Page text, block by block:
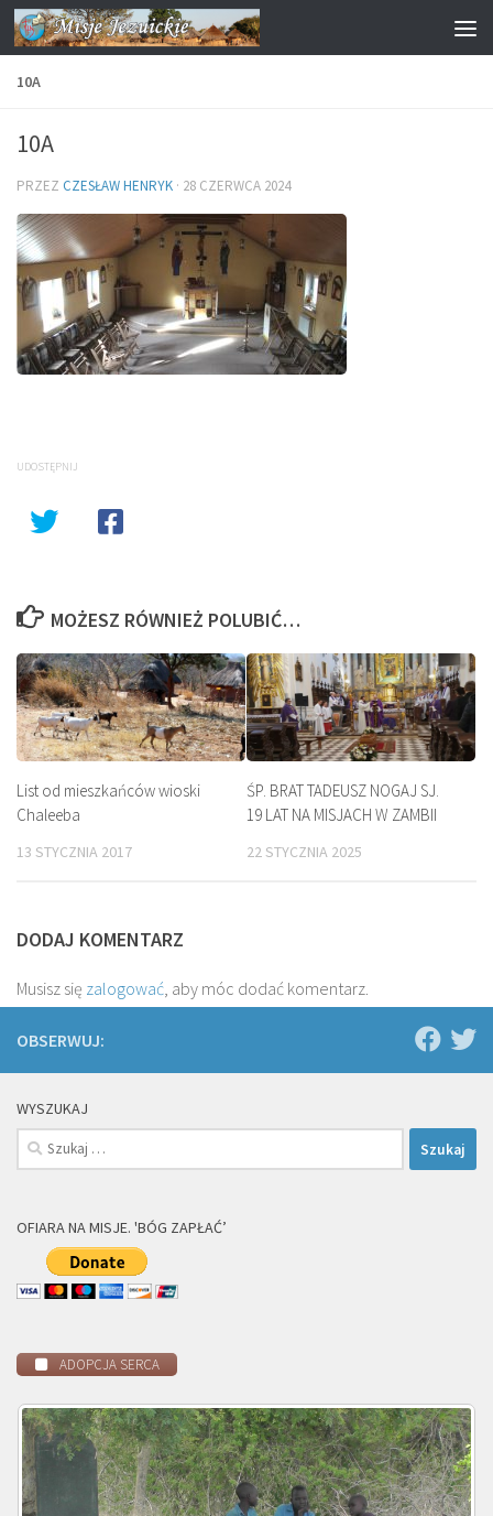
Przejdź do treści
10A
10A
PRZEZ CZESŁAW HENRYK · 28 CZERWCA 2024
UDOSTĘPNIJ
MOŻESZ RÓWNIEŻ POLUBIĆ…
List od mieszkańców wioski
Chaleeba
13 STYCZNIA 2017
ŚP. BRAT TADEUSZ NOGAJ SJ.
19 LAT NA MISJACH W ZAMBII
22 STYCZNIA 2025
DODAJ KOMENTARZ
Musisz się zalogować, aby móc dodać komentarz.
OBSERWUJ:
WYSZUKAJ
Szukaj:
OFIARA NA MISJE. 'BÓG ZAPŁAĆ’
ADOPCJA SERCA